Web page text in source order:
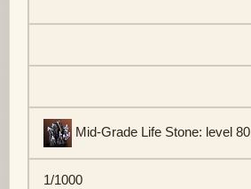
Mid-Grade Life Stone: level 80
1/1000